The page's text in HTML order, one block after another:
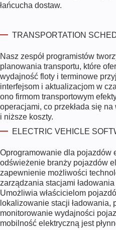
łańcucha dostaw.
TRANSPORTATION
Nasz zespół programistów
planowania transportu, które
wydajność floty i terminowe
interfejsom i aktualizacjom w
ono firmom transportowym
operacjami, co przekłada się
i niższe koszty.
ELECTRIC VEHICLE
Oprogramowanie dla pojazdów
odświeżenie branży pojazdów
zapewnienie możliwości
zarządzania stacjami
Umożliwia właścicielom
lokalizowanie stacji ładowania,
monitorowanie wydajności
mobilność elektryczną jest